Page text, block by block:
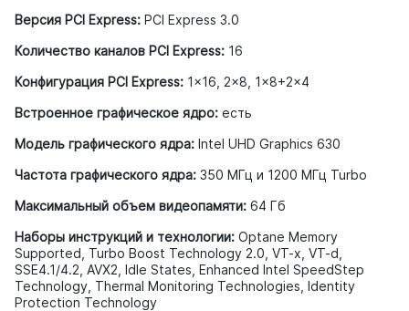
Версия PCI Express: PCI Express 3.0
Количество каналов PCI Express: 16
Конфигурация PCI Express: 1×16, 2×8, 1×8+2×4
Встроенное графическое ядро: есть
Модель графического ядра: Intel UHD Graphics 630
Частота графического ядра: 350 МГц и 1200 МГц Turbo
Максимальный объем видеопамяти: 64 Гб
Наборы инструкций и технологии: Optane Memory
Supported, Turbo Boost Technology 2.0, VT-x, VT-d,
SSE4.1/4.2, AVX2, Idle States, Enhanced Intel SpeedStep
Technology, Thermal Monitoring Technologies, Identity
Protection Technology